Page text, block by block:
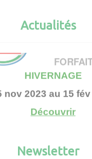
ActualitésActualités
HIVERNAGE
Newsletter